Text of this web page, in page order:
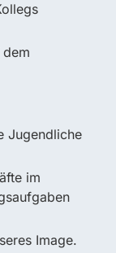
Jugendliche
im
Image.